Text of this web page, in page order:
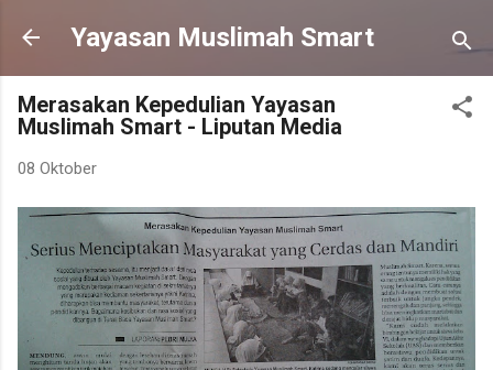
Langsung ke konten utama
Yayasan Muslimah Smart
Merasakan Kepedulian Yayasan
Muslimah Smart - Liputan Media
08 Oktober